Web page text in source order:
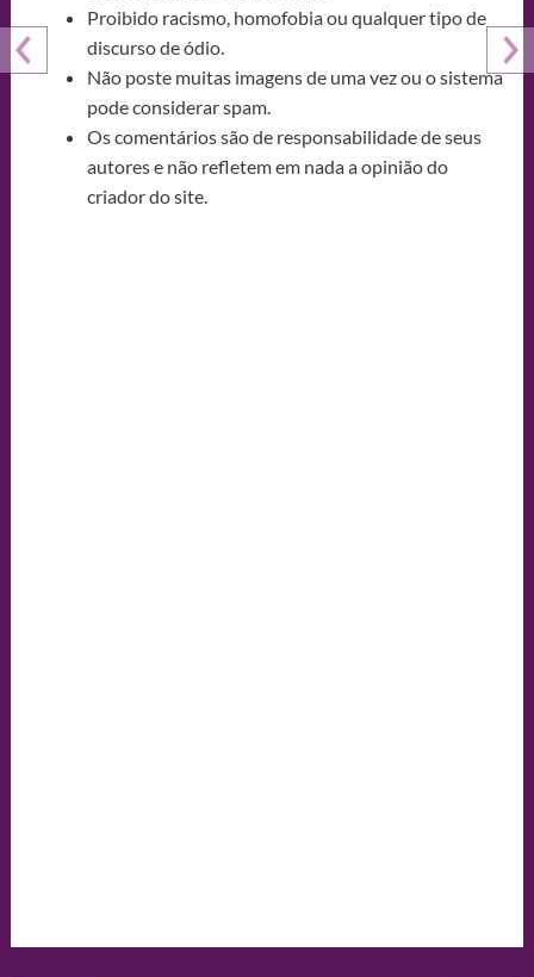
Proibido racismo, homofobia ou qualquer tipo de
discurso de ódio.
Não poste muitas imagens de uma vez ou o sistema
pode considerar spam.
Os comentários são de responsabilidade de seus
autores e não refletem em nada a opinião do
criador do site.